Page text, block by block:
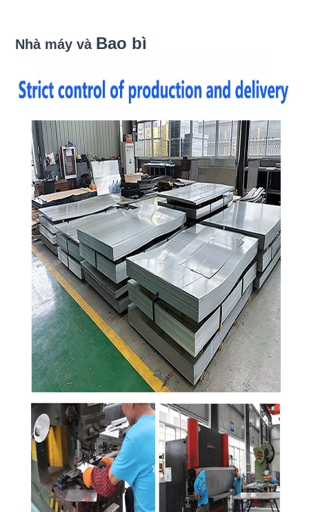
Nhà máy và Bao bì